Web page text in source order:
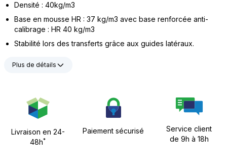
Densité : 40kg/m3
Base en mousse HR : 37 kg/m3 avec base renforcée anti-
calibrage : HR 40 kg/m3
Stabilité lors des transferts grâce aux guides latéraux.
Plus de détails
Livraison en 24-
48h*
Paiement sécurisé
Service client
de 9h à 18h